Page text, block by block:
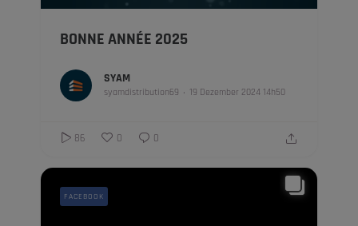
BONNE ANNÉE 2025
SYAM
syamdistribution69 19 Dezember 2024 14h50
86 0 0
FACEBOOK